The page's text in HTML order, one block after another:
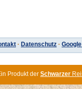
· Datenschutz ·
Produkt der Schwarzer